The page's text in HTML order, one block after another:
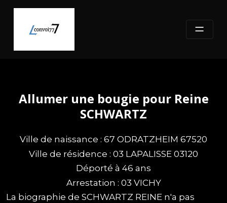
content
Allumer une bougie pour Reine
SCHWARTZ
Ville de naissance : 67 ODRATZHEIM 67520
Ville de résidence : 03 LAPALISSE 03120
Déporté à 46 ans
Arrestation : 03 VICHY
La biographie de SCHWARTZ REINE n'a pas